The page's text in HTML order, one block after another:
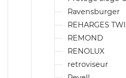
Ravensburger
REHARGES
REMOND
RENOLUX
retroviseur